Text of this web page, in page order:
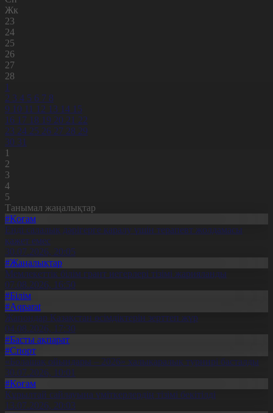
Жк
23
24
25
26
27
28
1
2 3 4 5 6 7 8
9 10 11 12 13 14 15
16 17 18 19 20 21 22
23 24 25 26 27 28 29
30 31
1
2
3
4
5
Танымал жаңалықтар
#Қоғам
Енді салалық дәрігерге қаралу үшін терапевт жолдамасы
қажет емес
30.07.2026, 20:05
#Жаңалықтар
Мемлекеттік білім грант иегерлері тізімі жарияланды
07.08.2026, 16:50
#Білім
#Aqparat
Жапондар Қазақстан өсімдіктерін зерттеп жүр
04.08.2026, 17:30
#Басты ақпарат
#Спорт
«Болашақ ойындары – 2026» халықаралық турнирі басталды
30.07.2026, 10:01
#Қоғам
Құрылтай сайлауына үміткерлердің тізімі бекітілді
13.07.2026, 20:03